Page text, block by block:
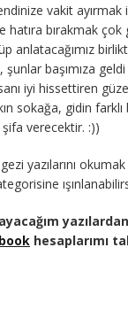
vakit ayırmak
hatıra bırakmak
anlatacağımız
başımıza
iyi hissettiren
sokağa, gidin
verecektir. :))
yazılarını
hesaplarımı